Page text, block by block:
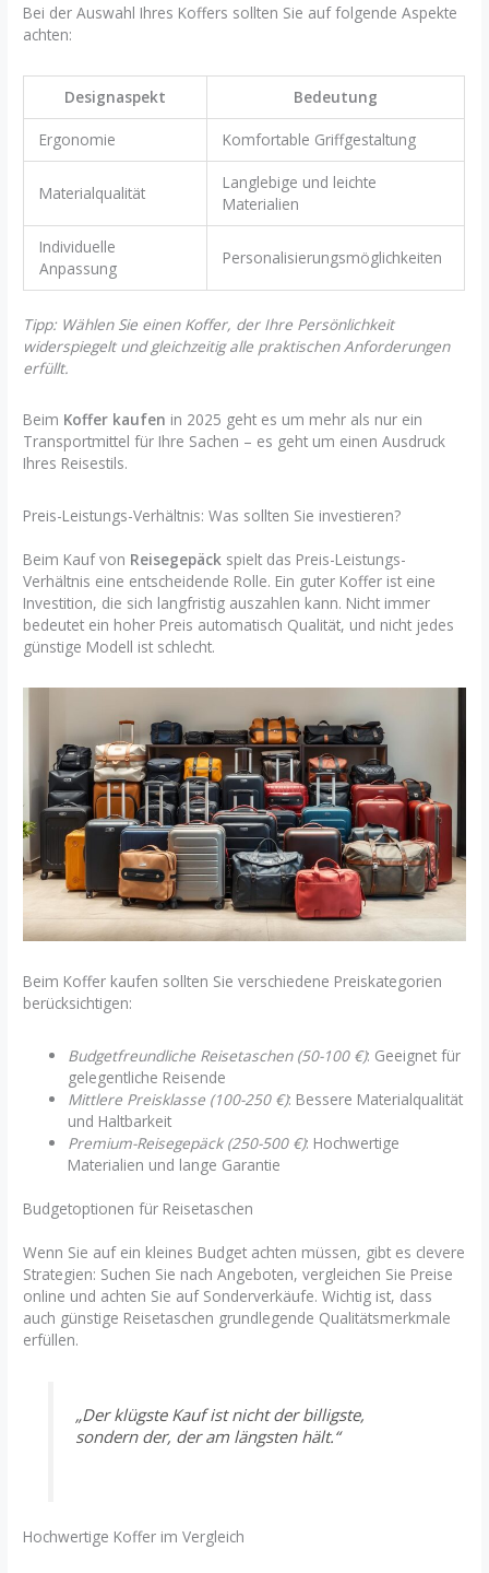
Bei der Auswahl Ihres Koffers sollten Sie auf folgende Aspekte
achten:
Designaspekt Bedeutung
Ergonomie Komfortable Griffgestaltung
Materialqualität
Langlebige und leichte
Materialien
Individuelle
Anpassung
Personalisierungsmöglichkeiten
Tipp: Wählen Sie einen Koffer, der Ihre Persönlichkeit
widerspiegelt und gleichzeitig alle praktischen Anforderungen
erfüllt.
Beim Koffer kaufen in 2025 geht es um mehr als nur ein
Transportmittel für Ihre Sachen – es geht um einen Ausdruck
Ihres Reisestils.
Preis-Leistungs-Verhältnis: Was sollten Sie investieren?
Beim Kauf von Reisegepäck spielt das Preis-Leistungs-
Verhältnis eine entscheidende Rolle. Ein guter Koffer ist eine
Investition, die sich langfristig auszahlen kann. Nicht immer
bedeutet ein hoher Preis automatisch Qualität, und nicht jedes
günstige Modell ist schlecht.
Beim Koffer kaufen sollten Sie verschiedene Preiskategorien
berücksichtigen:
Budgetfreundliche Reisetaschen (50-100 €): Geeignet für
gelegentliche Reisende
Mittlere Preisklasse (100-250 €): Bessere Materialqualität
und Haltbarkeit
Premium-Reisegepäck (250-500 €): Hochwertige
Materialien und lange Garantie
Budgetoptionen für Reisetaschen
Wenn Sie auf ein kleines Budget achten müssen, gibt es clevere
Strategien: Suchen Sie nach Angeboten, vergleichen Sie Preise
online und achten Sie auf Sonderverkäufe. Wichtig ist, dass
auch günstige Reisetaschen grundlegende Qualitätsmerkmale
erfüllen.
„Der klügste Kauf ist nicht der billigste,
sondern der, der am längsten hält.“
Hochwertige Koffer im Vergleich